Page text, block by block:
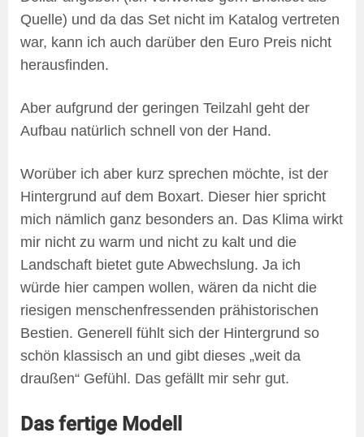
Quelle) und da das Set nicht im Katalog vertreten
war, kann ich auch darüber den Euro Preis nicht
herausfinden.
Aber aufgrund der geringen Teilzahl geht der
Aufbau natürlich schnell von der Hand.
Worüber ich aber kurz sprechen möchte, ist der
Hintergrund auf dem Boxart. Dieser hier spricht
mich nämlich ganz besonders an. Das Klima wirkt
mir nicht zu warm und nicht zu kalt und die
Landschaft bietet gute Abwechslung. Ja ich
würde hier campen wollen, wären da nicht die
riesigen menschenfressenden prähistorischen
Bestien. Generell fühlt sich der Hintergrund so
schön klassisch an und gibt dieses „weit da
draußen“ Gefühl. Das gefällt mir sehr gut.
Das fertige Modell